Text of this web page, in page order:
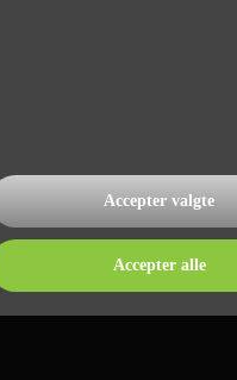
Accepter valgte
Accepter alle